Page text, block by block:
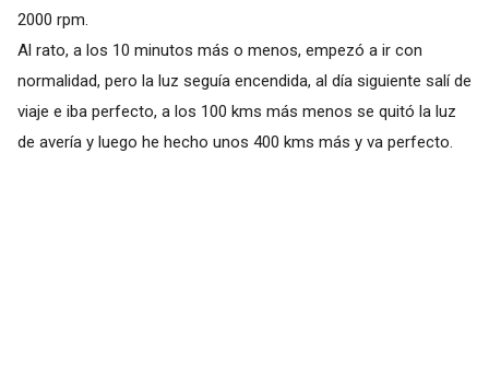
2000 rpm.
Al rato, a los 10 minutos más o menos, empezó a ir con
normalidad, pero la luz seguía encendida, al día siguiente salí de
viaje e iba perfecto, a los 100 kms más menos se quitó la luz
de avería y luego he hecho unos 400 kms más y va perfecto.